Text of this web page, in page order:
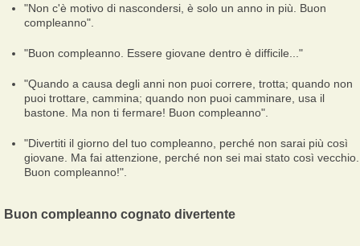
"Non c'è motivo di nascondersi, è solo un anno in più. Buon
compleanno".
"Buon compleanno. Essere giovane dentro è difficile..."
"Quando a causa degli anni non puoi correre, trotta; quando non
puoi trottare, cammina; quando non puoi camminare, usa il
bastone. Ma non ti fermare! Buon compleanno".
"Divertiti il giorno del tuo compleanno, perché non sarai più così
giovane. Ma fai attenzione, perché non sei mai stato così vecchio.
Buon compleanno!".
Buon compleanno cognato divertente